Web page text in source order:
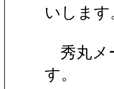
いします
秀丸メ
す。